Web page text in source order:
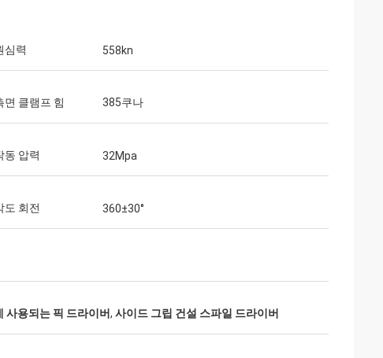
심력 558kn
면 클램프 힘 385쿠나
동 압력 32Mpa
도 회전 360±30°
사용되는 픽 드라이버, 사이드 그립 건설 스파일 드라이버